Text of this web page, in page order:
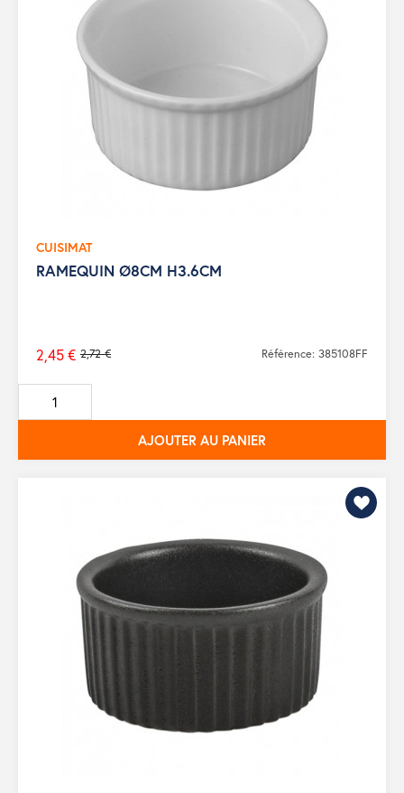
CUISIMAT
RAMEQUIN Ø8CM H3.6CM
Prix
de
base
2,72 €
2,45 € Référence: 385108FF
AJOUTER AU PANIER